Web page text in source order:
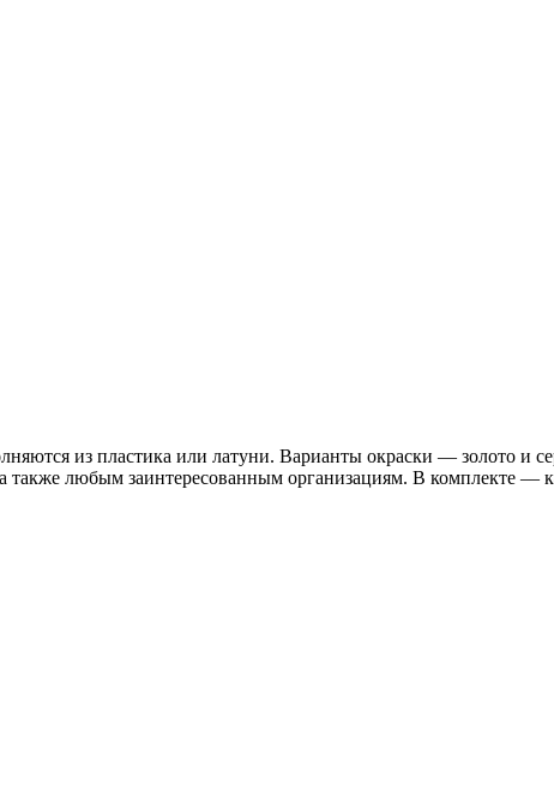
из пластика или латуни. Варианты окраски — золото и
также любым заинтересованным организациям. В комплекте —